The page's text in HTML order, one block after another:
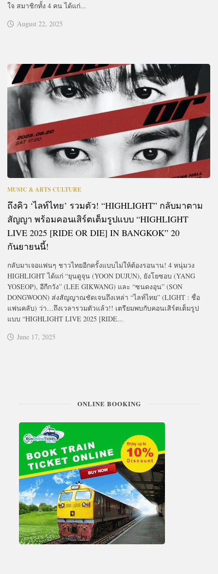
ใจ สมาชิกทั้ง 4 คน ได้แก่...
August 22, 2025
MUSIC & ARTS CULTURE
ถึงคิว ‘ไลท์ไทย’ รวมตัว! “HIGHLIGHT” กลับมาตาม
สัญญา พร้อมคอนเสิร์ตเต็มรูปแบบ “HIGHLIGHT
LIVE 2025 [RIDE OR DIE] IN BANGKOK” 20
กันยายนนี้!
กลับมาเจอแฟนๆ ชาวไทยอีกครั้งแบบไม่ให้ต้องรอนาน! 4 หนุ่มวง
HIGHLIGHT ได้แก่ “ยุนดูจุน (YOON DUJUN), ยังโยซอบ (YANG
YOSEOP), อีกีกวัง” (LEE GIKWANG) และ “ซนดงอุน” (SON
DONGWOON) ส่งสัญญาณชัดเจนถึงเหล่า “ไลท์ไทย” (LIGHT : ชื่อ
แฟนคลับ) ว่า…ถึงเวลารวมตัวแล้ว!! เตรียมพบกับคอนเสิร์ตเต็มรูป
แบบ “HIGHLIGHT LIVE 2025 [RIDE...
June 17, 2025
ONLINE BOOKING